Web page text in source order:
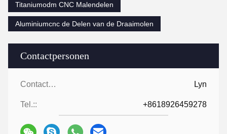
Contactpersonen
Contactpersonen: Lyn
Tel.:: +8618926459278
Titaniumodm CNC Malendelen
Aluminiumcnc de Delen van de Draaimolen